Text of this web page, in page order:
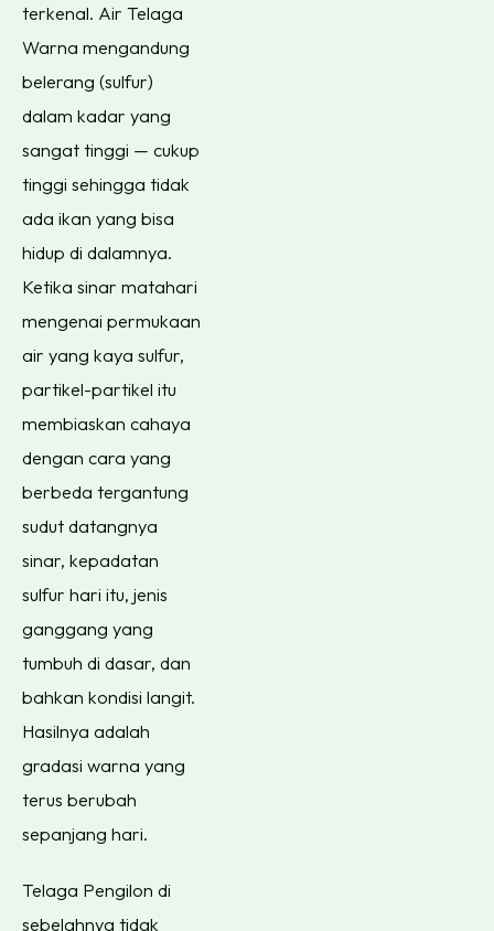
terkenal. Air Telaga
Warna mengandung
belerang (sulfur)
dalam kadar yang
sangat tinggi — cukup
tinggi sehingga tidak
ada ikan yang bisa
hidup di dalamnya.
Ketika sinar matahari
mengenai permukaan
air yang kaya sulfur,
partikel-partikel itu
membiaskan cahaya
dengan cara yang
berbeda tergantung
sudut datangnya
sinar, kepadatan
sulfur hari itu, jenis
ganggang yang
tumbuh di dasar, dan
bahkan kondisi langit.
Hasilnya adalah
gradasi warna yang
terus berubah
sepanjang hari.
Telaga Pengilon di
sebelahnya tidak